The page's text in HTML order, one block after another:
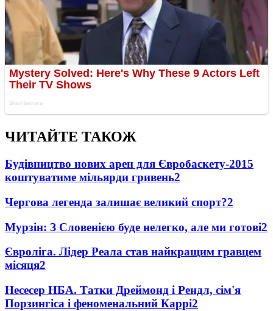
ЧИТАЙТЕ ТАКОЖ
Будівництво нових арен для Євробаскету-2015
коштуватиме мільярди гривень2
Чергова легенда залишає великий спорт?2
Мурзін: З Словенією буде нелегко, але ми готові2
Євроліга. Лідер Реала став найкращим гравцем
місяця2
Несесер НБА. Татки Дреймонд і Рендл, сім'я
Порзингіса і феноменальний Каррі2